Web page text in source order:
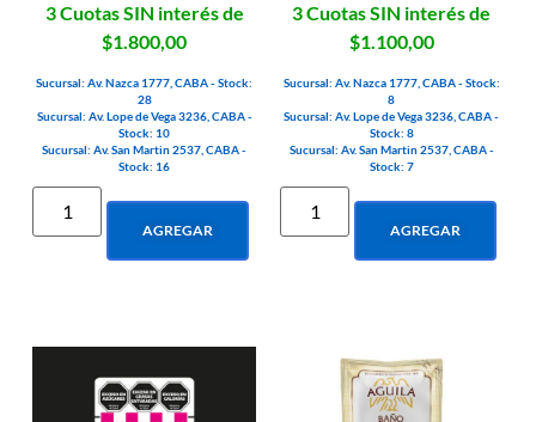
3 Cuotas SIN interés de
$1.800,00
Sucursal: Av. Nazca 1777, CABA - Stock:
28
Sucursal: Av. Lope de Vega 3236, CABA -
Stock: 10
Sucursal: Av. San Martin 2537, CABA -
Stock: 16
AGREGAR
3 Cuotas SIN interés de
$1.100,00
Sucursal: Av. Nazca 1777, CABA - Stock:
8
Sucursal: Av. Lope de Vega 3236, CABA -
Stock: 8
Sucursal: Av. San Martin 2537, CABA -
Stock: 7
AGREGAR